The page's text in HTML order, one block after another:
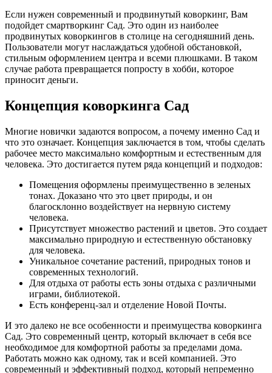
Если нужен современный и продвинутый коворкинг, Вам
подойдет смартворкинг Сад. Это один из наиболее
продвинутых коворкингов в столице на сегодняшний день.
Пользователи могут наслаждаться удобной обстановкой,
стильным оформлением центра и всеми плюшками. В таком
случае работа превращается попросту в хобби, которое
приносит деньги.
Концепция коворкинга Сад
Многие новички задаются вопросом, а почему именно Сад и
что это означает. Концепция заключается в том, чтобы сделать
рабочее место максимально комфортным и естественным для
человека. Это достигается путем ряда концепций и подходов:
Помещения оформлены преимущественно в зеленых
тонах. Доказано что это цвет природы, и он
благосклонно воздействует на нервную систему
человека.
Присутствует множество растений и цветов. Это создает
максимально природную и естественную обстановку
для человека.
Уникальное сочетание растений, природных тонов и
современных технологий.
Для отдыха от работы есть зоны отдыха с различными
играми, библиотекой.
Есть конференц-зал и отделение Новой Почты.
И это далеко не все особенности и преимущества коворкинга
Сад. Это современный центр, который включает в себя все
необходимое для комфортной работы за пределами дома.
Работать можно как одному, так и всей компанией. Это
современный и эффективный подход, который непременно